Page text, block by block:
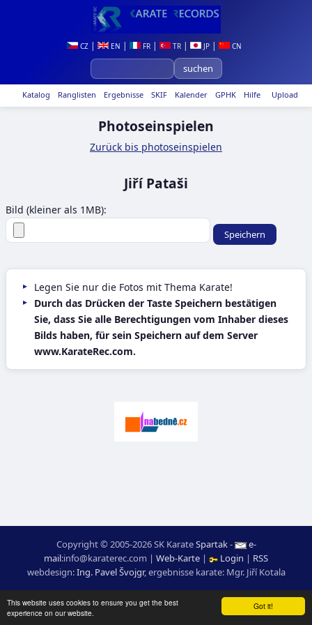
Got it!
This website uses cookies to ensure you get the best
experience on our website.
CZ| EN | FR| TR| JP| CN
Upload
Katalog Ranglisten Ergebnisse SKIF Kalender GPHK Hilfe
Photoseinspielen
Zurück bis photoseinspielen
Jiří Pataši
Bild (kleiner als 1MB):
Legen Sie nur die Fotos mit Thema Karate!
Durch das Drücken der Taste Speichern bestätigen
Sie, dass Sie alle Berechtigungen vom Inhaber dieses
Bilds haben, für sein Speichern auf dem Server
www.KarateRec.com.
Copyright © 2005-2026 SK KarateSpartak-
e-
mail:moc.ceretarak@ofni | Web-Karte | Login | RSS
webdesign:Ing. Pavel Švojgr,ergebnisse karate: Mgr. Jiří Kotala